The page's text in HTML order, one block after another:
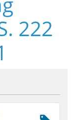
222